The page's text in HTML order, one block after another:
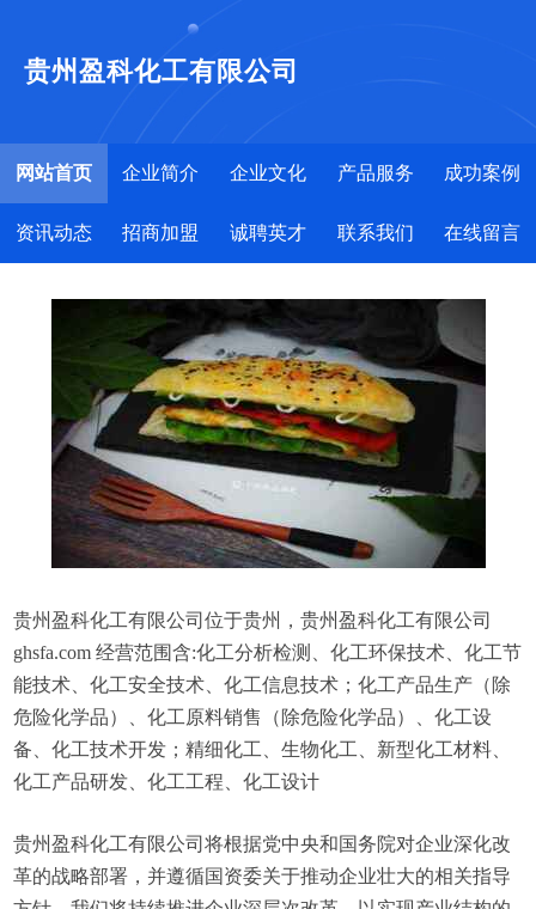
贵州盈科化工有限公司
网站首页 企业简介 企业文化 产品服务 成功案例
资讯动态 招商加盟 诚聘英才 联系我们 在线留言
贵州盈科化工有限公司位于贵州，贵州盈科化工有限公司
ghsfa.com 经营范围含:化工分析检测、化工环保技术、化工节
能技术、化工安全技术、化工信息技术；化工产品生产（除
危险化学品）、化工原料销售（除危险化学品）、化工设
备、化工技术开发；精细化工、生物化工、新型化工材料、
化工产品研发、化工工程、化工设计
贵州盈科化工有限公司将根据党中央和国务院对企业深化改
革的战略部署，并遵循国资委关于推动企业壮大的相关指导